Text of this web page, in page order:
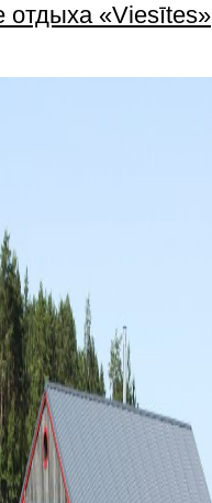
отдыха «Viesītes»